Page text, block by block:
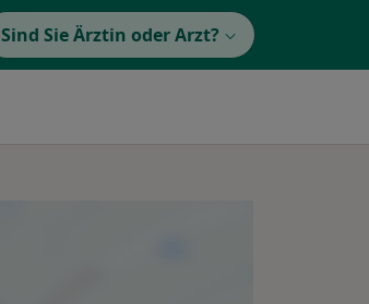
Sind Sie Ärztin oder Arzt?